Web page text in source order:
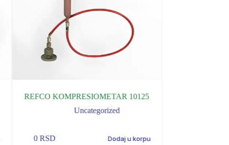
REFCO KOMPRESIOMETAR 10125
Uncategorized
0 RSD Dodaj u korpu